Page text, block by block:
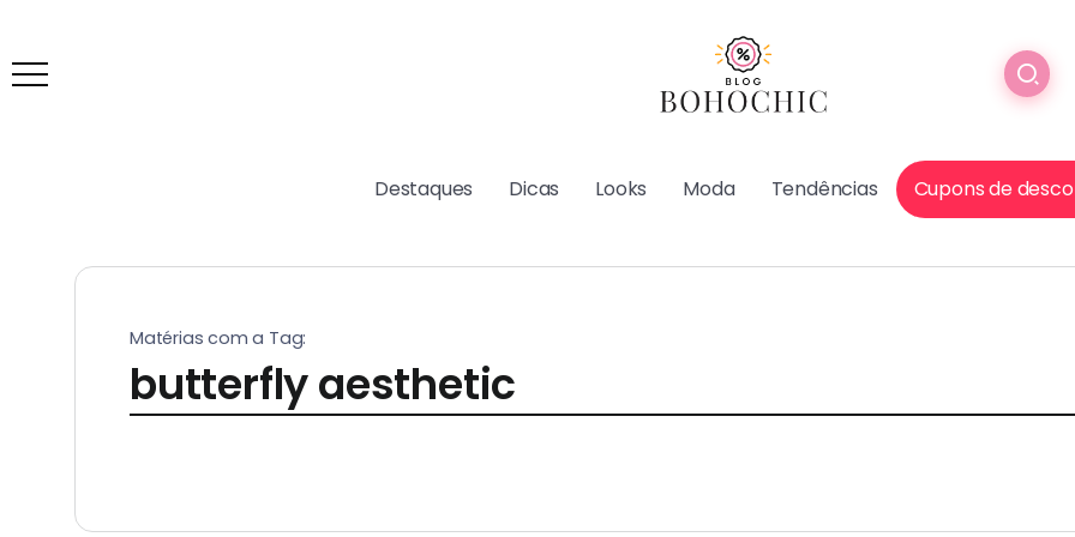
Destaques Dicas Looks Moda Tendências Cupons de
Matérias com a Tag:
butterfly aesthetic